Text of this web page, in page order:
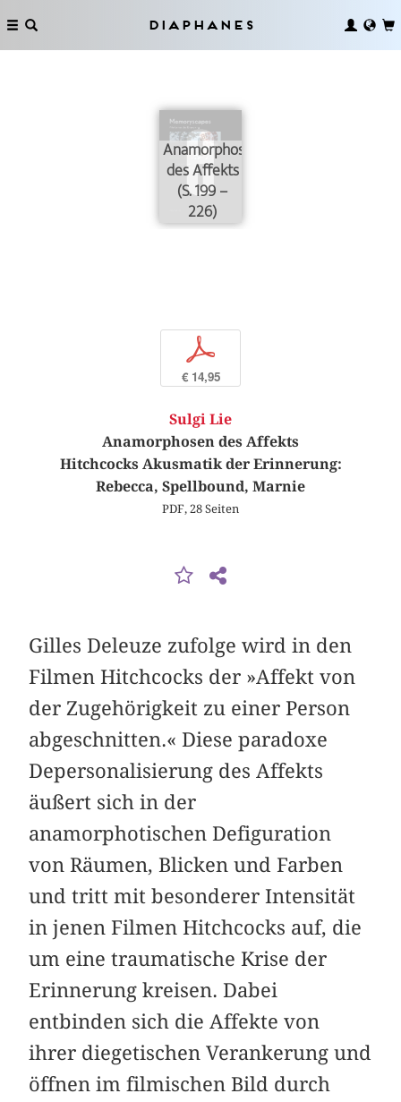
Diaphanes
Anamorphosen
des Affekts
(S. 199 –
226)
p
€ 14,95
Sulgi Lie
Anamorphosen des Affekts
Hitchcocks Akusmatik der Erinnerung:
Rebecca, Spellbound, Marnie
PDF, 28 Seiten
Gilles Deleuze zufolge wird in den
Filmen Hitchcocks der »Affekt von
der Zugehörigkeit zu einer Person
abgeschnitten.« Diese paradoxe
Depersonalisierung des Affekts
äußert sich in der
anamorphotischen Defiguration
von Räumen, Blicken und Farben
und tritt mit besonderer Intensität
in jenen Filmen Hitchcocks auf, die
um eine traumatische Krise der
Erinnerung kreisen. Dabei
entbinden sich die Affekte von
ihrer diegetischen Verankerung und
öffnen im filmischen Bild durch